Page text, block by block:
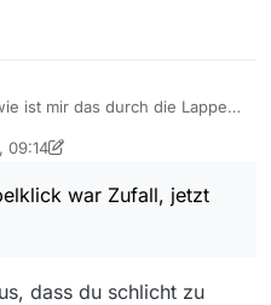
ist mir das durch die Lappen
nie weg. Leider.
stabil/Mediat
es. Aber das ist doch nicht
war Zufall, jetzt klappt es
09:14
8. Apr. 2018, 11:17
war Zufall, jetzt
dass du schlicht zu